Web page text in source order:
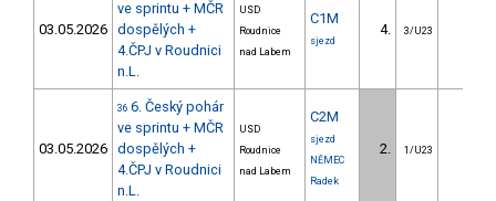
03.05.2026
ve sprintu + MČR
dospělých +
4.ČPJ v Roudnici
n.L.
USD
Roudnice
nad Labem
C1M
sjezd
4. 3/U23
03.05.2026
36 6. Český pohár
ve sprintu + MČR
dospělých +
4.ČPJ v Roudnici
n.L.
USD
Roudnice
nad Labem
C2M
sjezd
NĚMEC
Radek
2. 1/U23